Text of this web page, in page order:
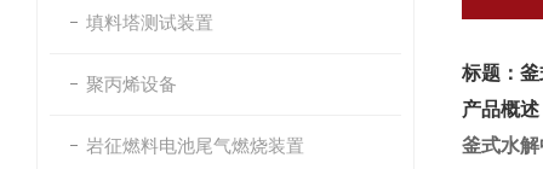
填料塔测试装置
聚丙烯设备
岩征燃料电池尾气燃烧装置
标题：
产品概述
釜式水